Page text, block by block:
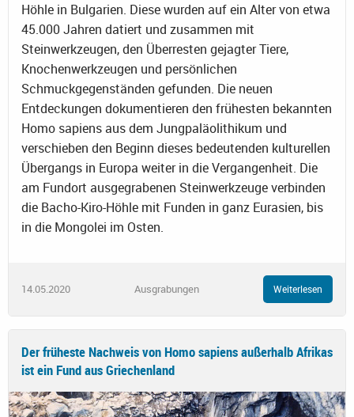
Höhle in Bulgarien. Diese wurden auf ein Alter von etwa
45.000 Jahren datiert und zusammen mit
Steinwerkzeugen, den Überresten gejagter Tiere,
Knochenwerkzeugen und persönlichen
Schmuckgegenständen gefunden. Die neuen
Entdeckungen dokumentieren den frühesten bekannten
Homo sapiens aus dem Jungpaläolithikum und
verschieben den Beginn dieses bedeutenden kulturellen
Übergangs in Europa weiter in die Vergangenheit. Die
am Fundort ausgegrabenen Steinwerkzeuge verbinden
die Bacho-Kiro-Höhle mit Funden in ganz Eurasien, bis
in die Mongolei im Osten.
14.05.2020 Ausgrabungen Weiterlesen
Der früheste Nachweis von Homo sapiens außerhalb Afrikas
ist ein Fund aus Griechenland